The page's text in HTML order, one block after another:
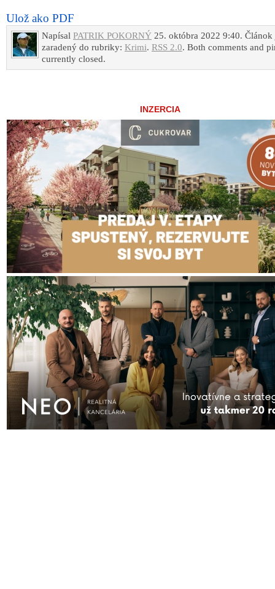
Ulož ako PDF
Napísal PATRIK POKORNÝ 25. októbra 2022 9:40. Článok
zaradený do rubriky: Krimi. RSS 2.0. Both comments and
currently closed.
INZERCIA